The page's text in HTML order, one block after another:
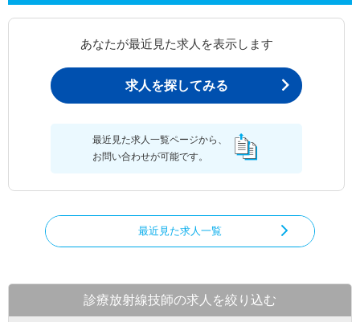
あなたが最近見た求人を表示します
求人を探してみる
最近見た求人一覧ページから、
お問い合わせが可能です。
最近見た求人一覧
診療放射線技師の求人を絞り込む